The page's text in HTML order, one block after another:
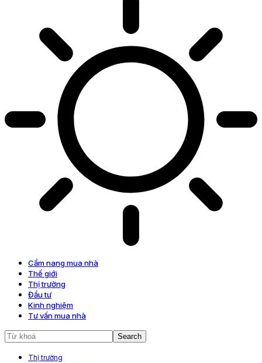
Cẩm nang mua nhà
Thế giới
Thị trường
Đầu tư
Kinh nghiệm
Tư vấn mua nhà
Thị trường